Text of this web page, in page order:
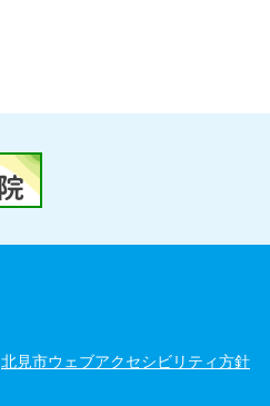
北見市ウェブアクセシビリティ方針